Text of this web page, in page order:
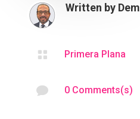
Written by
 Primera Plana
 0 Comments(s)